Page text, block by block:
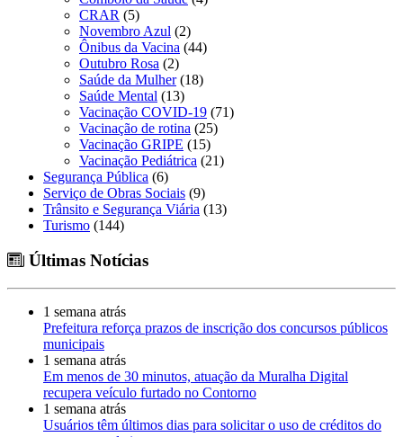
CRAR (5)
Novembro Azul (2)
Ônibus da Vacina (44)
Outubro Rosa (2)
Saúde da Mulher(18)
Saúde Mental (13)
Vacinação COVID-19 (71)
Vacinação de rotina (25)
Vacinação GRIPE (15)
Vacinação Pediátrica (21)
Segurança Pública (6)
Serviço de Obras Sociais (9)
Trânsito e Segurança Viária (13)
Turismo (144)
Últimas Notícias
1 semana atrás
Prefeitura reforça prazos de inscrição dos concursos públicos
municipais
1 semana atrás
Em menos de 30 minutos, atuação da Muralha Digital
recupera veículo furtado no Contorno
1 semana atrás
Usuários têm últimos dias para solicitar o uso de créditos do